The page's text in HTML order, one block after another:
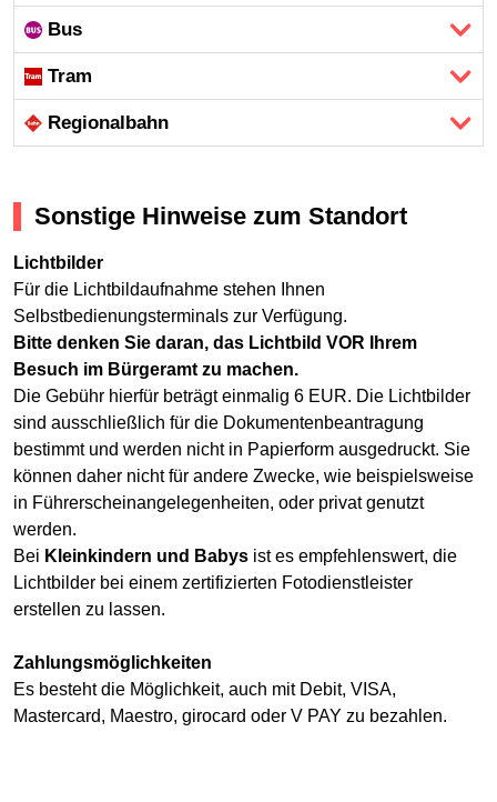
Bus
Tram
Regional­bahn
Sonstige Hinweise zum Standort
Lichtbilder
Für die Lichtbildaufnahme stehen Ihnen
Selbstbedienungsterminals zur Verfügung.
Bitte denken Sie daran, das Lichtbild VOR Ihrem
Besuch im Bürgeramt zu machen.
Die Gebühr hierfür beträgt einmalig 6 EUR. Die Lichtbilder
sind ausschließlich für die Dokumentenbeantragung
bestimmt und werden nicht in Papierform ausgedruckt. Sie
können daher nicht für andere Zwecke, wie beispielsweise
in Führerscheinangelegenheiten, oder privat genutzt
werden.
Bei Kleinkindern und Babys ist es empfehlenswert, die
Lichtbilder bei einem zertifizierten Fotodienstleister
erstellen zu lassen.
Zahlungsmöglichkeiten
Es besteht die Möglichkeit, auch mit Debit, VISA,
Mastercard, Maestro, girocard oder V PAY zu bezahlen.